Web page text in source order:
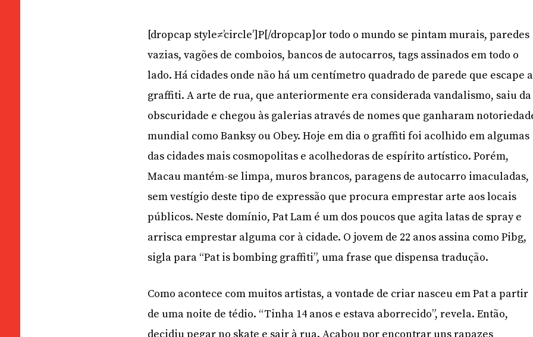
[dropcap style≠’circle’]P[/dropcap]or todo o mundo se pintam murais, paredes
vazias, vagões de comboios, bancos de autocarros, tags assinados em todo o
lado. Há cidades onde não há um centímetro quadrado de parede que escape
graffiti. A arte de rua, que anteriormente era considerada vandalismo, saiu da
obscuridade e chegou às galerias através de nomes que ganharam
mundial como Banksy ou Obey. Hoje em dia o graffiti foi acolhido em algumas
das cidades mais cosmopolitas e acolhedoras de espírito artístico. Porém,
Macau mantém-se limpa, muros brancos, paragens de autocarro imaculadas,
sem vestígio deste tipo de expressão que procura emprestar arte aos locais
públicos. Neste domínio, Pat Lam é um dos poucos que agita latas de spray e
arrisca emprestar alguma cor à cidade. O jovem de 22 anos assina como Pibg,
sigla para “Pat is bombing graffiti”, uma frase que dispensa tradução.
Como acontece com muitos artistas, a vontade de criar nasceu em Pat a partir
de uma noite de tédio. “Tinha 14 anos e estava aborrecido”, revela. Então,